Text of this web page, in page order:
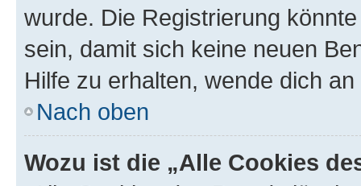
wurde. Die Registrierung
sein, damit sich keine neuen
Hilfe zu erhalten, wende dich
Nach oben
Wozu ist die „Alle Cookies